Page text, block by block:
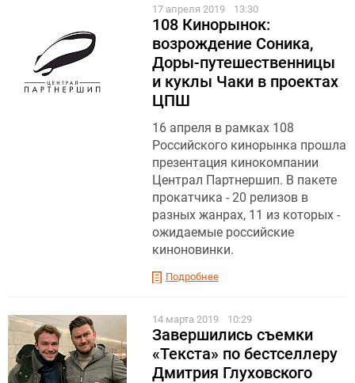
17 апреля 2019 13:30
108 Кинорынок:
возрождение Соника,
Доры-путешественницы
и куклы Чаки в проектах
ЦПШ
16 апреля в рамках 108
Российского кинорынка прошла
презентация кинокомпании
Централ Партнершип. В пакете
прокатчика - 20 релизов в
разных жанрах, 11 из которых -
ожидаемые российские
киноновинки.
Подробнее
14 марта 2019 10:29
Завершились съемки
«Текста» по бестселлеру
Дмитрия Глуховского